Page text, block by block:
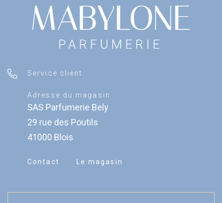
Service client
Adresse du magasin
SAS Parfumerie Bely
29 rue des Poutils
41000 Blois
Contact Le magasin